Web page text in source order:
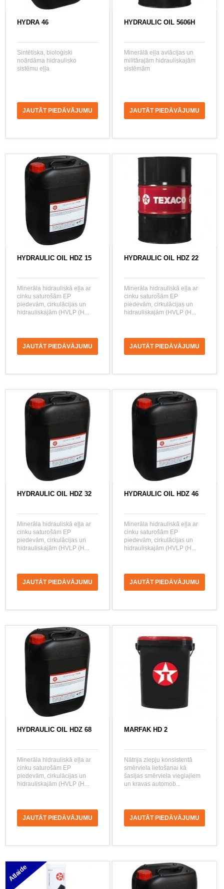
HYDRA 46
Sintētiska, bioloģiski
noārdāma hidraulisko
sistēmu eļļa
JAUTĀT PIEDĀVĀJUMU
HYDRAULIC OIL 5606H
Minerālā eļļa aviācijas un
militārajām hidrauliskajām
sistēmām
JAUTĀT PIEDĀVĀJUMU
HYDRAULIC OIL HDZ 15
Minerāla hidrauliskā eļļa ar
cinku saturošām EP
piedevām, cirkulācijas un
hidrauliskajām (HVLP (H...
JAUTĀT PIEDĀVĀJUMU
HYDRAULIC OIL HDZ 22
Minerāla hidrauliskā eļļa ar
cinku saturošām EP
piedevām, cirkulācijas un
hidrauliskajām (HVLP (H...
JAUTĀT PIEDĀVĀJUMU
HYDRAULIC OIL HDZ 32
Minerāla hidrauliskā eļļa ar
cinku saturošām EP
piedevām, cirkulācijas un
hidrauliskajām (HVLP (H...
JAUTĀT PIEDĀVĀJUMU
HYDRAULIC OIL HDZ 46
Minerāla hidrauliskā eļļa ar
cinku saturošām EP
piedevām, cirkulācijas un
hidrauliskajām (HVLP (H...
JAUTĀT PIEDĀVĀJUMU
HYDRAULIC OIL HDZ 68
Minerāla hidrauliskā eļļa ar
cinku saturošām EP
piedevām, cirkulācijas un
hidrauliskajām (HVLP (H...
JAUTĀT PIEDĀVĀJUMU
MARFAK HD 2
Nātrija ziepju konsistentā
smērviela lietošanai kā
šasijas smērviela vieglajiem
un kravas automob...
JAUTĀT PIEDĀVĀJUMU
Atlaide